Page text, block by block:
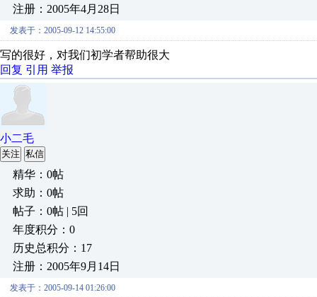
注册：2005年4月28日
发表于：2005-09-12 14:55:00
写的很好，对我们初学者帮助很大
回复 引用 举报
小二毛
关注 私信
精华：0帖
求助：0帖
帖子：0帖 | 5回
年度积分：0
历史总积分：17
注册：2005年9月14日
发表于：2005-09-14 01:26:00